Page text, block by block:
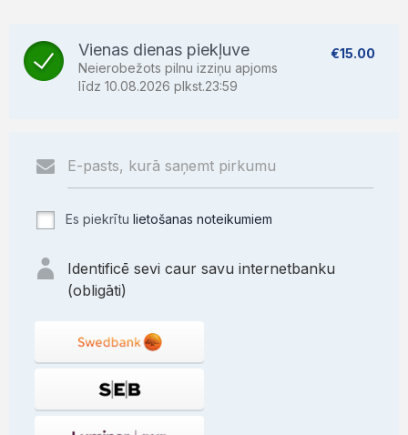
€15.00
Vienas dienas piekļuve
Neierobežots pilnu izziņu apjoms
līdz 10.08.2026 plkst.23:59
Es piekrītu lietošanas noteikumiem
Identificē sevi caur savu internetbanku
(obligāti)